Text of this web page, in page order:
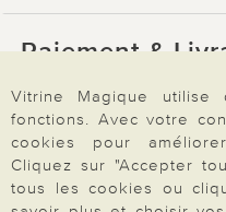
Paiement &
À propos de
Vitrine Magique utilise
fonctions. Avec votre
cookies pour
Cliquez sur "Accepter
tous les cookies ou